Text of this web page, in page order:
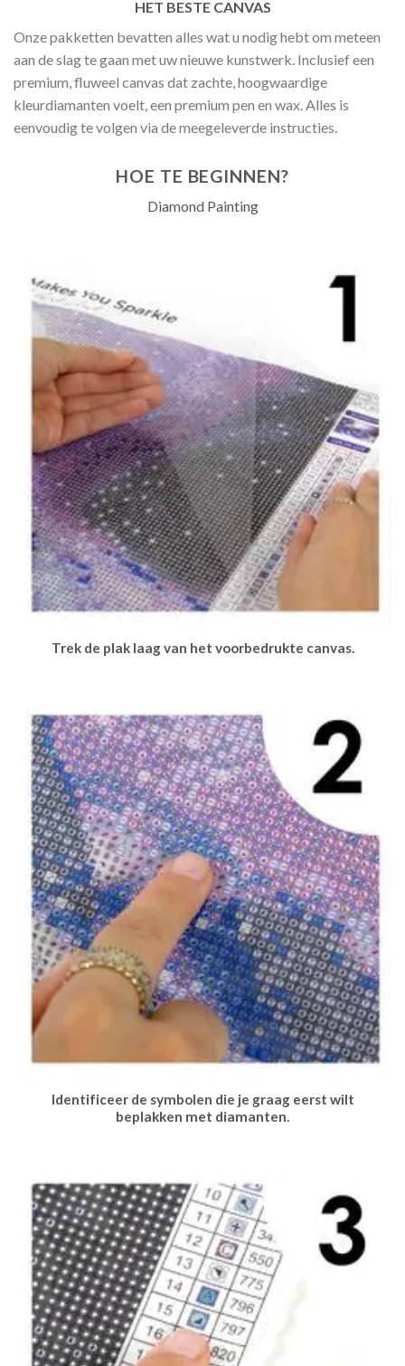
HET BESTE CANVAS
Onze pakketten bevatten alles wat u nodig hebt om meteen
aan de slag te gaan met uw nieuwe kunstwerk. Inclusief een
premium, fluweel canvas dat zachte, hoogwaardige
kleurdiamanten voelt, een premium pen en wax. Alles is
eenvoudig te volgen via de meegeleverde instructies.
HOE TE BEGINNEN?
Diamond Painting
Trek de plak laag van het voorbedrukte canvas.
Identificeer de symbolen die je graag eerst wilt
beplakken met diamanten.